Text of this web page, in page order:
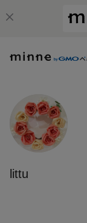
littu